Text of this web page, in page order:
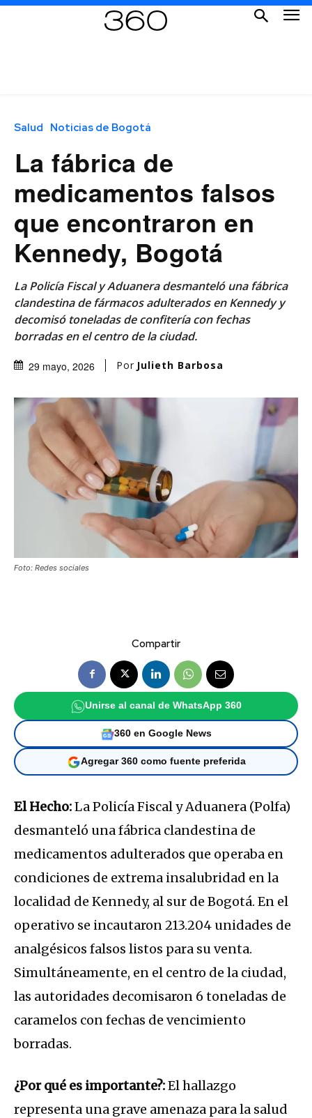
Salud Noticias de Bogotá
⁠La fábrica de
medicamentos falsos
que encontraron en
Kennedy, Bogotá
La Policía Fiscal y Aduanera desmanteló una fábrica
clandestina de fármacos adulterados en Kennedy y
decomisó toneladas de confitería con fechas
borradas en el centro de la ciudad.
29 mayo, 2026 Por Julieth Barbosa
Foto: Redes sociales
Compartir
Unirse al canal de WhatsApp 360
360 en Google News
Agregar 360 como fuente preferida
El Hecho:La Policía Fiscal y Aduanera (Polfa)
desmanteló una fábrica clandestina de
medicamentos adulterados que operaba en
condiciones de extrema insalubridad en la
localidad de Kennedy, al sur de Bogotá. En el
operativo se incautaron 213.204 unidades de
analgésicos falsos listos para su venta.
Simultáneamente, en el centro de la ciudad,
las autoridades decomisaron 6 toneladas de
caramelos con fechas de vencimiento
borradas.
¿Por qué es importante?:El hallazgo
representa una grave amenaza para la salud